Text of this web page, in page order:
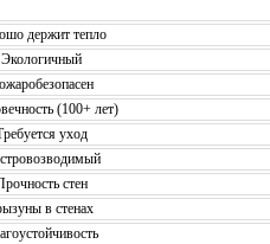
держит тепло
Экологичный
(100+ лет)
уход
стен
в стенах